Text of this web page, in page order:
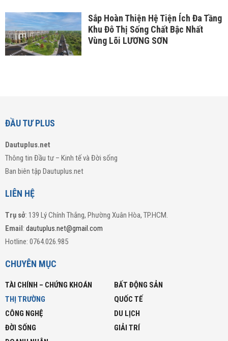
Sắp Hoàn Thiện Hệ Tiện Ích Đa Tầng
Khu Đô Thị Sống Chất Bậc Nhất
Vùng Lõi LƯƠNG SƠN
ĐẦU TƯ PLUS
Dautuplus.net
Thông tin Đầu tư – Kinh tế và Đời sống
Ban biên tập Dautuplus.net
LIÊN HỆ
Trụ sở: 139 Lý Chính Thắng, Phường Xuân Hòa, TP.HCM.
Email: dautuplus.net@gmail.com
Hotline: 0764.026.985
CHUYÊN MỤC
TÀI CHÍNH – CHỨNG KHOÁN
BẤT ĐỘNG SẢN
THỊ TRƯỜNG
QUỐC TẾ
CÔNG NGHỆ
DU LỊCH
ĐỜI SỐNG
GIẢI TRÍ